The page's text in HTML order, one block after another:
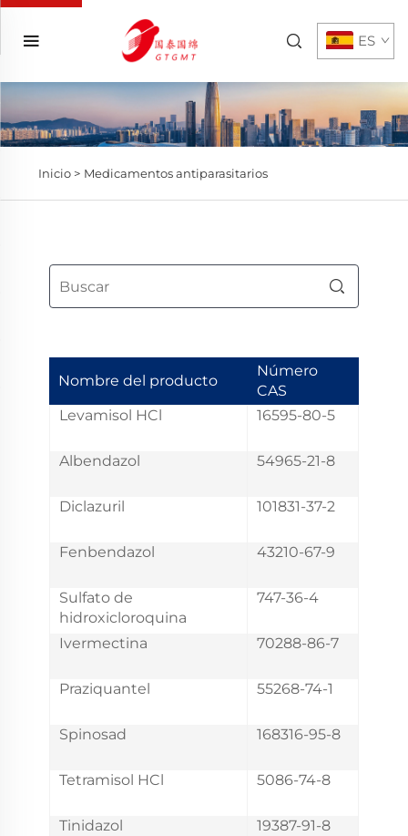
ES
Inicio > Medicamentos antiparasitarios
Nombre del producto
Número
CAS
Levamisol HCl
16595-80-5
Albendazol 54965-21-8
Diclazuril 101831-37-2
Fenbendazol 43210-67-9
Sulfato de
hidroxicloroquina
747-36-4
Ivermectina 70288-86-7
Praziquantel 55268-74-1
Spinosad 168316-95-8
Tetramisol HCl 5086-74-8
Tinidazol 19387-91-8